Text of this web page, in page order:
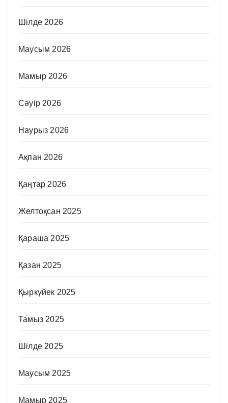
Шілде 2026
Маусым 2026
Мамыр 2026
Сәуір 2026
Наурыз 2026
Ақпан 2026
Қаңтар 2026
Желтоқсан 2025
Қараша 2025
Қазан 2025
Қыркүйек 2025
Тамыз 2025
Шілде 2025
Маусым 2025
Мамыр 2025